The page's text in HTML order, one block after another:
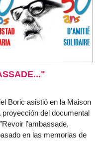
Boric asistió en la Maison
proyección del documental
l’ambassade,
en las memorias de